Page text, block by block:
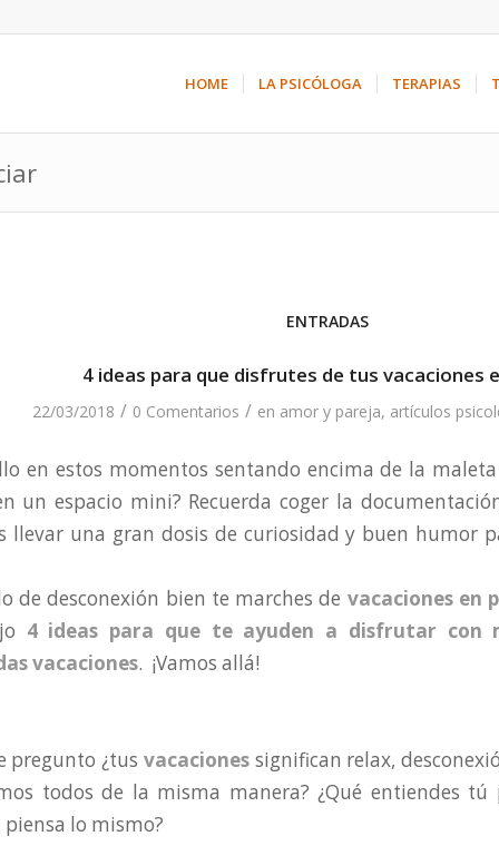
HOME LA PSICÓLOGA TERAPIAS
ENTRADAS
4 ideas para que disfrutes de tus vacaciones
22/03/2018 / 0 Comentarios / en amor y pareja, artículos
en estos momentos sentando encima de la
un espacio mini? Recuerda coger la
llevar una gran dosis de curiosidad y buen humor
de desconexión bien te marches de vacaciones en
4 ideas para que te ayuden a disfrutar con
vacaciones. ¡Vamos allá!
pregunto ¿tus vacacionessignifican relax,
todos de la misma manera? ¿Qué entiendes tú
piensa lo mismo?